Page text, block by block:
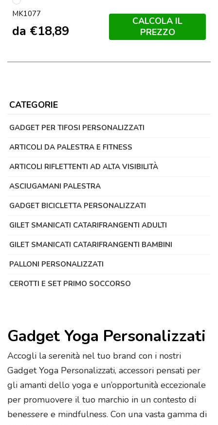
CATEGORIE
GADGET PER TIFOSI PERSONALIZZATI
ARTICOLI DA PALESTRA E FITNESS
ARTICOLI RIFLETTENTI AD ALTA VISIBILITÀ
ASCIUGAMANI PALESTRA
GADGET BICICLETTA PERSONALIZZATI
GILET SMANICATI CATARIFRANGENTI ADULTI
GILET SMANICATI CATARIFRANGENTI BAMBINI
PALLONI PERSONALIZZATI
CEROTTI E SET PRIMO SOCCORSO
S/C
MK1077
da €18,89
CALCOLA IL
PREZZO
Gadget Yoga Personalizzati
Accogli la serenità nel tuo brand con i nostri
Gadget Yoga Personalizzati, accessori pensati per
gli amanti dello yoga e un’opportunità eccezionale
per promuovere il tuo marchio in un contesto di
benessere e mindfulness. Con una vasta gamma di